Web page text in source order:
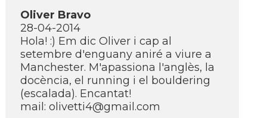
Oliver Bravo
28-04-2014
Hola! :) Em dic Oliver i cap al
setembre d'enguany aniré a viure a
Manchester. M'apassiona l'anglès, la
docència, el running i el bouldering
(escalada). Encantat!
mail: olivetti4@gmail.com